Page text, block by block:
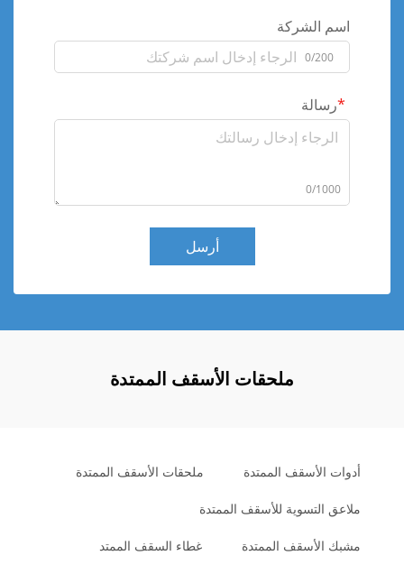
اسم الشركة
0/200
رسالة
0/1000
أرسل
ملحقات الأسقف الممتدة
أدوات الأسقف الممتدة ملحقات الأسقف الممتدة
ملاعق التسوية للأسقف الممتدة
مشبك الأسقف الممتدة غطاء السقف الممتد